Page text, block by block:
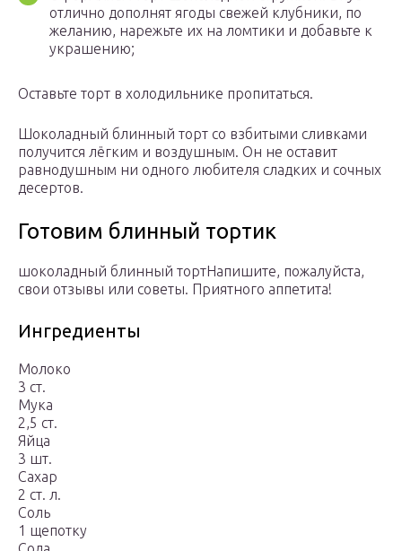
отлично дополнят ягоды свежей клубники, по
желанию, нарежьте их на ломтики и добавьте к
украшению;
Оставьте торт в холодильнике пропитаться.
Шоколадный блинный торт со взбитыми сливками
получится лёгким и воздушным. Он не оставит
равнодушным ни одного любителя сладких и сочных
десертов.
Готовим блинный тортик
шоколадный блинный тортНапишите, пожалуйста,
свои отзывы или советы. Приятного аппетита!
Ингредиенты
Молоко
3 ст.
Мука
2,5 ст.
Яйца
3 шт.
Сахар
2 ст. л.
Соль
1 щепотку